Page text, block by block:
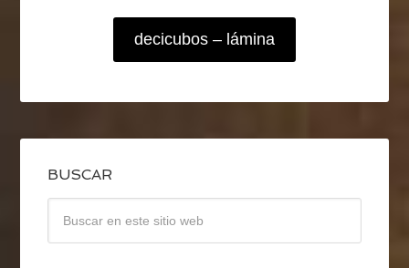
decicubos – lámina
BUSCAR